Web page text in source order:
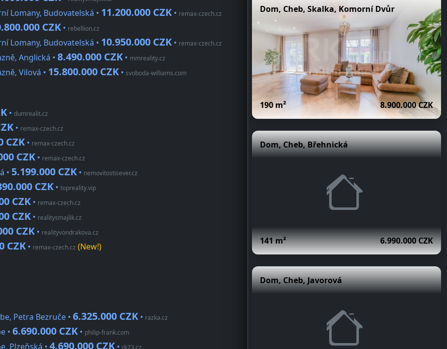
Lomany, Budovatelská • 11.200.000 CZK • remax-czech.cz
CZK • rebellion.cz
Lomany, Budovatelská • 10.950.000 CZK • remax-czech.cz
Anglická • 8.490.000 CZK • mmreality.cz
Vilová • 15.800.000 CZK • svoboda-williams.com
• dumrealit.cz
• remax-czech.cz
CZK • remax-czech.cz
CZK • remax-czech.cz
• 5.199.000 CZK • nemovitostisever.cz
CZK • topreality.vip
CZK • remax-czech.cz
CZK • realitysmajlik.cz
CZK • realityvondrakova.cz
CZK • remax-czech.cz (New!)
Petra Bezruče • 6.325.000 CZK • razka.cz
• 6.690.000 CZK • philip-frank.com
Plzeňská • 4.690.000 CZK •